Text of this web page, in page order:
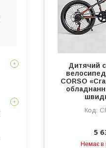
Дитячий
CORSO
5
Немає в